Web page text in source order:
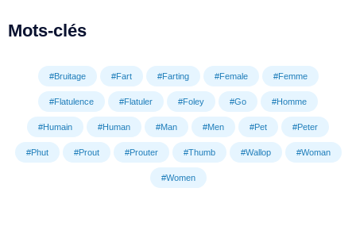
Mots-clés
#Bruitage #Fart #Farting #Female #Femme
#Flatulence #Flatuler #Foley #Go #Homme
#Humain #Human #Man #Men #Pet #Peter
#Phut #Prout #Prouter #Thumb #Wallop #Woman
#Women